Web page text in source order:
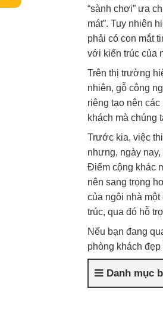
“sành chơi” ưa
mát”. Tuy nhiên
phải có con mắt
với kiến trúc của
Trên thị trường
nhiên, gỗ công
riêng tạo nên các
khách mà chúng
Trước kia, việc
nhưng, ngày
Điểm cộng khác
nên sang trọng
của ngôi nhà
trúc, qua đó hỗ
Nếu bạn đang
phòng khách
Danh mục